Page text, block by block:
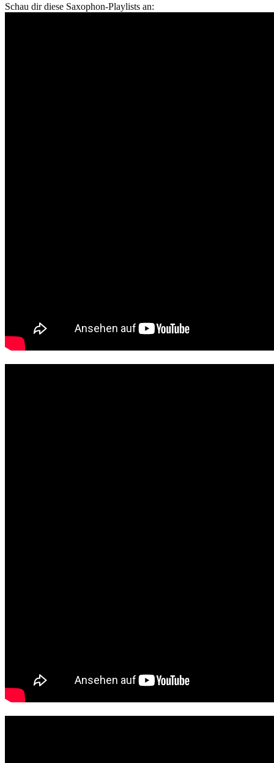
Schau dir diese Saxophon-Playlists an: